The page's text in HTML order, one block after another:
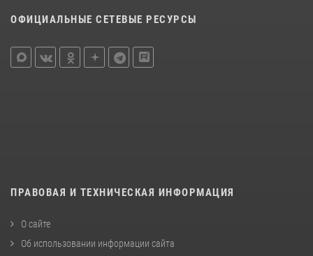
ОФИЦИАЛЬНЫЕ СЕТЕВЫЕ РЕСУРСЫ
ПРАВОВАЯ И ТЕХНИЧЕСКАЯ ИНФОРМАЦИЯ
О сайте
Об использовании информации сайта